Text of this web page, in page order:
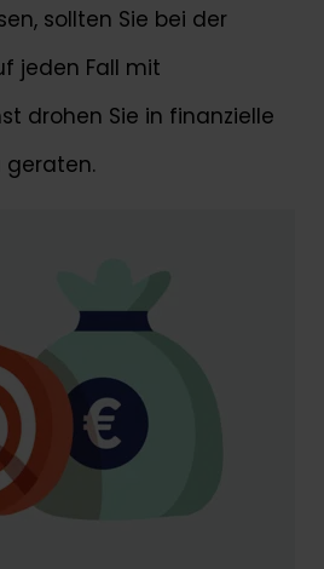
sollten Sie bei der
jeden Fall mit
drohen Sie in finanzielle
geraten.